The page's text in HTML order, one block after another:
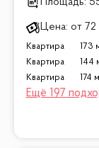
Цена: от 72
Квартира 173
Квартира
144
Квартира
174